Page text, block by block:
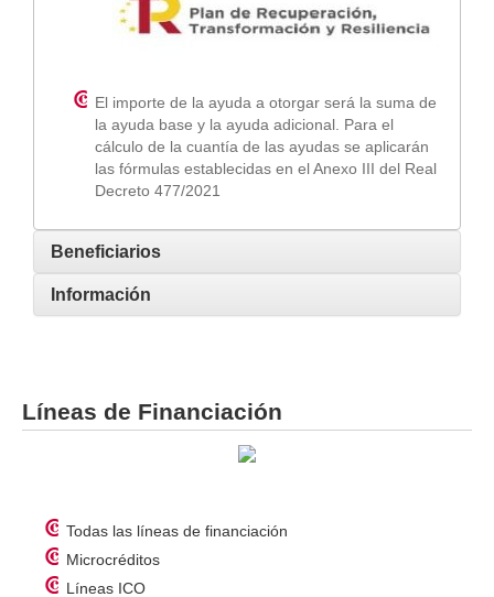
El importe de la ayuda a otorgar será la suma de
la ayuda base y la ayuda adicional. Para el
cálculo de la cuantía de las ayudas se aplicarán
las fórmulas establecidas en el Anexo III del Real
Decreto 477/2021
Beneficiarios
Información
Líneas de Financiación
Todas las líneas de financiación
Microcréditos
Líneas ICO